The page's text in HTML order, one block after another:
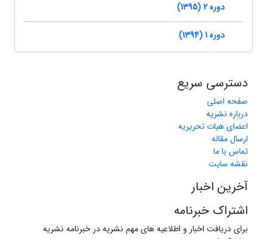
دوره 2 (1395)
دوره 1 (1394)
دسترسی سریع
صفحه اصلی
درباره نشریه
اعضای هیات تحریریه
ارسال مقاله
تماس با ما
نقشه سایت
آخرین اخبار
اشتراک خبرنامه
برای دریافت اخبار و اطلاعیه های مهم نشریه در خبرنامه نشریه